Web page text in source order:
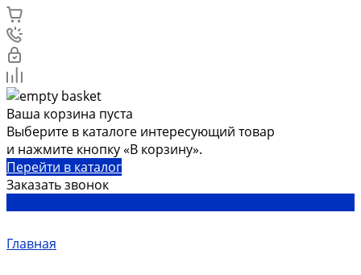
Ваша корзина пуста
Выберите в каталоге интересующий товар
и нажмите кнопку «В корзину».
Перейти в каталог
Заказать звонок
Главная